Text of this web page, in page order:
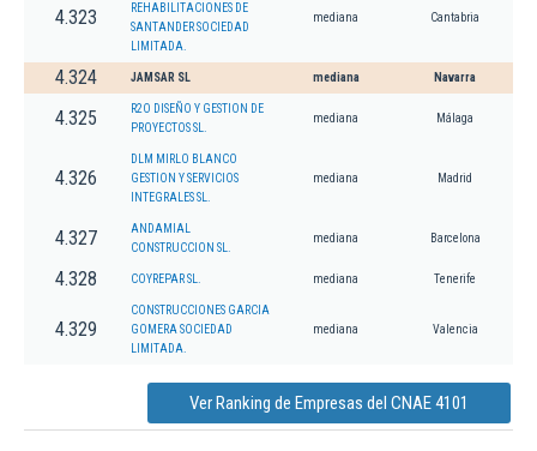
4.323
REHABILITACIONES DE
SANTANDER SOCIEDAD
LIMITADA.
mediana Cantabria
4.324 JAMSAR SL mediana Navarra
4.325
R2O DISEÑO Y GESTION DE
PROYECTOS SL.
mediana Málaga
4.326
DLM MIRLO BLANCO
GESTION Y SERVICIOS
INTEGRALES SL.
mediana Madrid
4.327
ANDAMIAL
CONSTRUCCION SL.
mediana Barcelona
4.328 COYREPAR SL. mediana Tenerife
4.329
CONSTRUCCIONES GARCIA
GOMERA SOCIEDAD
LIMITADA.
mediana Valencia
Ver Ranking de Empresas del CNAE 4101